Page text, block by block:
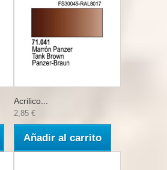
Acrilico...
2,85 €
Añadir al carrito